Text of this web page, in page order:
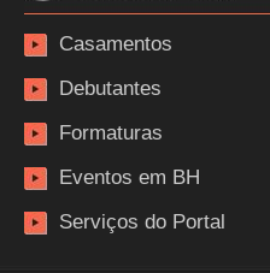
Casamentos
Debutantes
Formaturas
Eventos em BH
Serviços do Portal